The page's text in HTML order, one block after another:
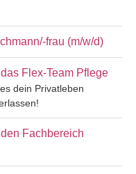
frau (m/w/d)
Flex-Team Pflege
dein Privatleben
Fachbereich